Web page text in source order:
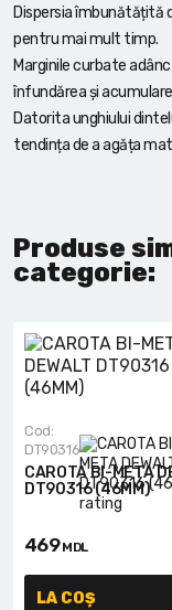
Dispersia îmbunătățită
pentru mai mult timp.
Marginile curbate
înfundărea și
Datorita unghiului
tendința de a agăța
Produse
categorie:
Cod:
DT90316
CAROTA BI-META
DT90316 (46MM)
469MDL
LA COȘ